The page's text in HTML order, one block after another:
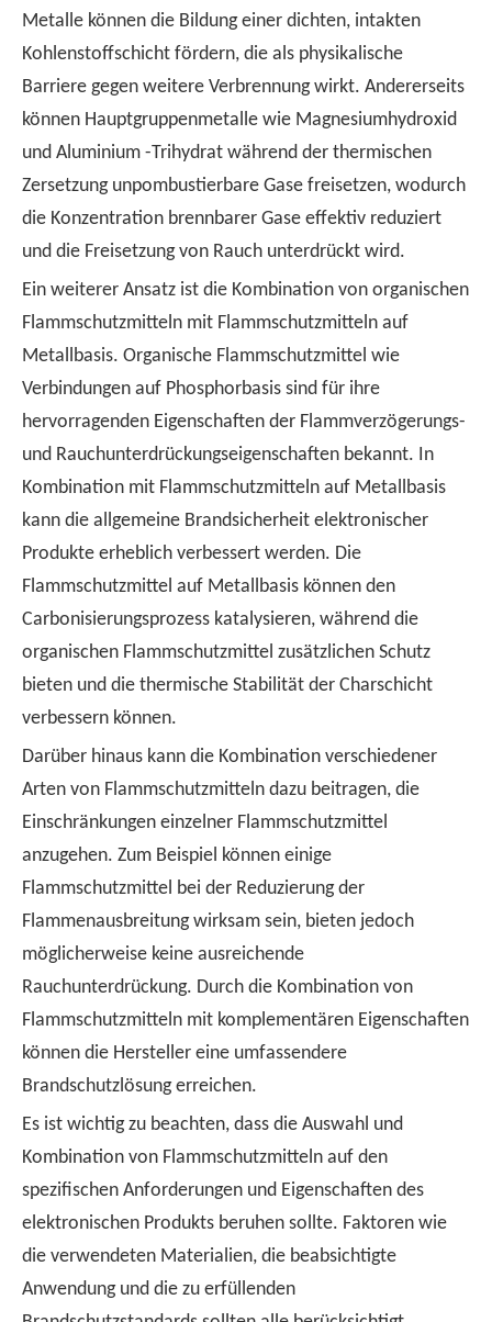
Metalle können die Bildung einer dichten, intakten
Kohlenstoffschicht fördern, die als physikalische
Barriere gegen weitere Verbrennung wirkt. Andererseits
können Hauptgruppenmetalle wie Magnesiumhydroxid
und Aluminium -Trihydrat während der thermischen
Zersetzung unpombustierbare Gase freisetzen, wodurch
die Konzentration brennbarer Gase effektiv reduziert
und die Freisetzung von Rauch unterdrückt wird.
Ein weiterer Ansatz ist die Kombination von organischen
Flammschutzmitteln mit Flammschutzmitteln auf
Metallbasis. Organische Flammschutzmittel wie
Verbindungen auf Phosphorbasis sind für ihre
hervorragenden Eigenschaften der Flammverzögerungs-
und Rauchunterdrückungseigenschaften bekannt. In
Kombination mit Flammschutzmitteln auf Metallbasis
kann die allgemeine Brandsicherheit elektronischer
Produkte erheblich verbessert werden. Die
Flammschutzmittel auf Metallbasis können den
Carbonisierungsprozess katalysieren, während die
organischen Flammschutzmittel zusätzlichen Schutz
bieten und die thermische Stabilität der Charschicht
verbessern können.
Darüber hinaus kann die Kombination verschiedener
Arten von Flammschutzmitteln dazu beitragen, die
Einschränkungen einzelner Flammschutzmittel
anzugehen. Zum Beispiel können einige
Flammschutzmittel bei der Reduzierung der
Flammenausbreitung wirksam sein, bieten jedoch
möglicherweise keine ausreichende
Rauchunterdrückung. Durch die Kombination von
Flammschutzmitteln mit komplementären Eigenschaften
können die Hersteller eine umfassendere
Brandschutzlösung erreichen.
Es ist wichtig zu beachten, dass die Auswahl und
Kombination von Flammschutzmitteln auf den
spezifischen Anforderungen und Eigenschaften des
elektronischen Produkts beruhen sollte. Faktoren wie
die verwendeten Materialien, die beabsichtigte
Anwendung und die zu erfüllenden